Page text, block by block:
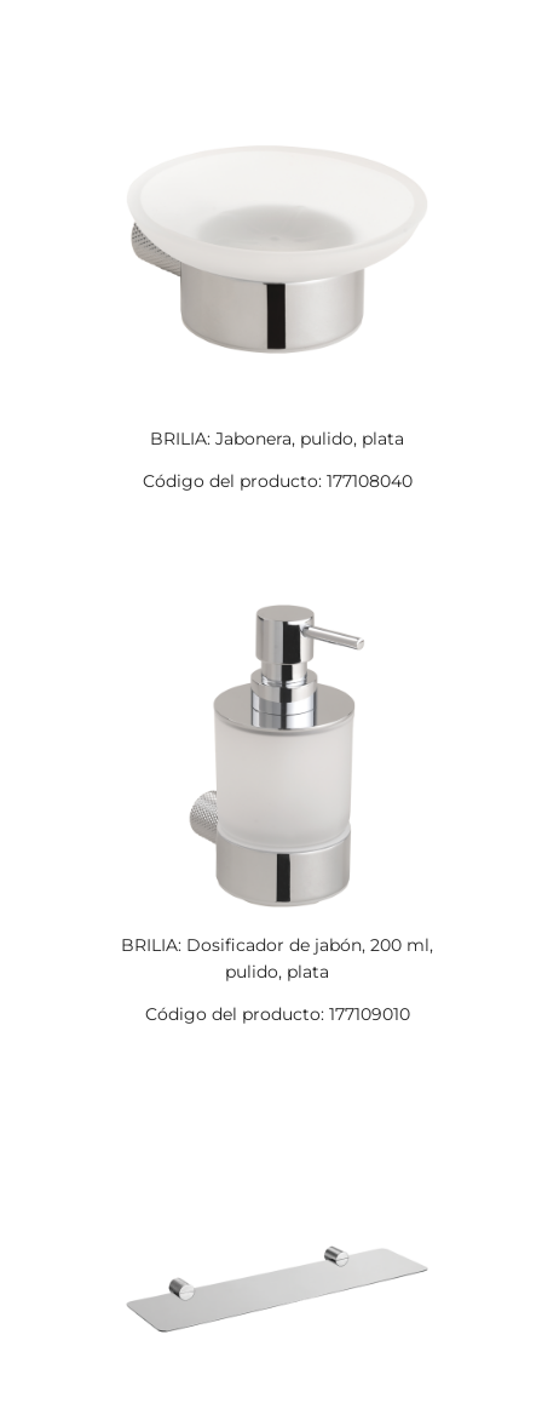
BRILIA: Jabonera, pulido, plata
Código del producto: 177108040
BRILIA: Dosificador de jabón, 200 ml,
pulido, plata
Código del producto: 177109010